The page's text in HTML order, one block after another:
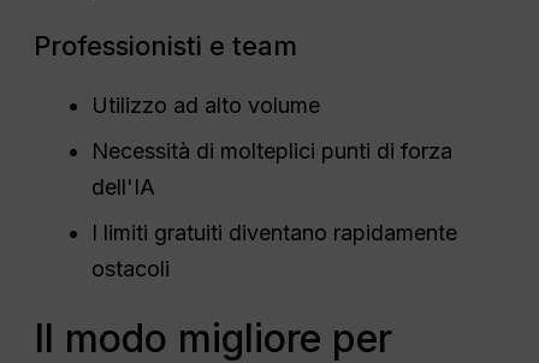
Professionisti e team
Utilizzo ad alto volume
Necessità di molteplici punti di forza
dell'IA
I limiti gratuiti diventano rapidamente
ostacoli
Il modo migliore per